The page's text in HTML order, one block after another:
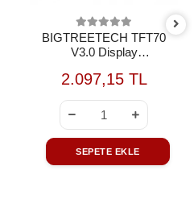
BIGTREETECH TFT70
V3.0 Display
OUTLET
2.097,15 TL
SEPETE EKLE